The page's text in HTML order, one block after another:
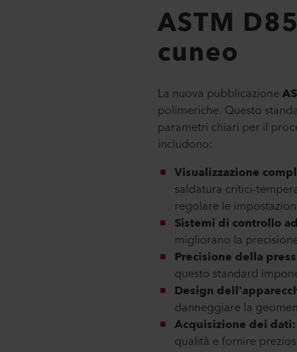
ASTM
cuneo
La nuova pubblicazione
polimeriche. Questo
parametri chiari per il
includono:
Visualizzazione
saldatura critici-
regolare le
Sistemi di controllo
migliorano la
Precisione della
questo standard
Design
danneggiare la
Acquisizione dei dati:
qualità e fornire